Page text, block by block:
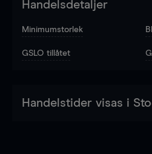
Handelsdetaljer
Minimumstorlek
GSLO tillåtet
Handelstider visas i